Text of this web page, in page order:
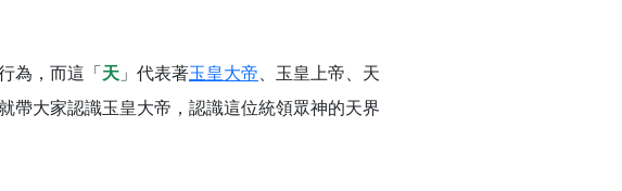
普渡，更是一份對祖先的感恩、對親人的思念，也是為家人祈
悔植福田，誠邀十方善信大德共同參與。
贊普，為祖先親眷祈求安息，也為自身與家人累積福德、種
為，而這「天 」代表著玉皇大帝、玉皇上帝、天
帶大家認識玉皇大帝，認識這位統領眾神的天界